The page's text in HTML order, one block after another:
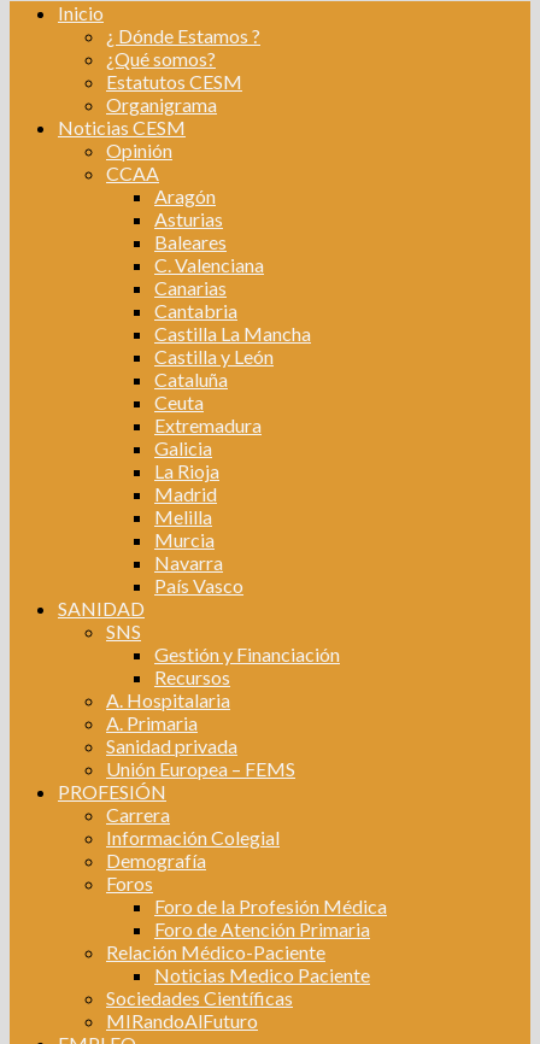
Inicio
¿ Dónde Estamos ?
¿Qué somos?
Estatutos CESM
Organigrama
Noticias CESM
Opinión
CCAA
Aragón
Asturias
Baleares
C. Valenciana
Canarias
Cantabria
Castilla La Mancha
Castilla y León
Cataluña
Ceuta
Extremadura
Galicia
La Rioja
Madrid
Melilla
Murcia
Navarra
País Vasco
SANIDAD
SNS
Gestión y Financiación
Recursos
A. Hospitalaria
A. Primaria
Sanidad privada
Unión Europea – FEMS
PROFESIÓN
Carrera
Información Colegial
Demografía
Foros
Foro de la Profesión Médica
Foro de Atención Primaria
Relación Médico-Paciente
Noticias Medico Paciente
Sociedades Científicas
MIRandoAlFuturo